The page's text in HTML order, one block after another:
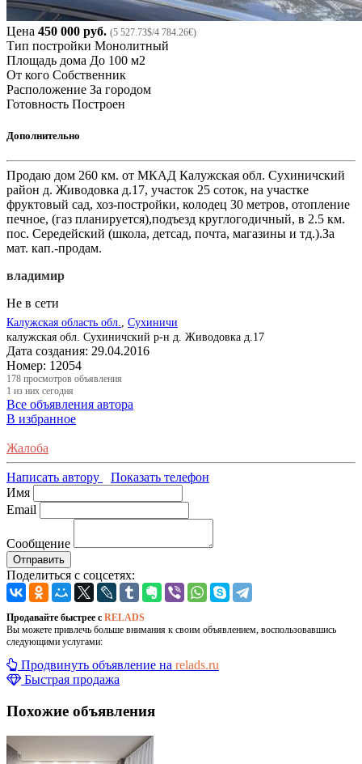
Цена 450 000 руб. (5 527.73$/4 784.26€)
Тип постройки Монолитный
Площадь дома До 100 м2
От кого Собственник
Расположение За городом
Готовность Построен
Дополнительно
Продаю дом 260 км. от МКАД Калужская обл. Сухиничский
район д. Живодовка д.17, участок 25 соток, на участке
фруктовый сад, хоз-постройки, колодец 30 метров, отопление
печное, (газ планируется),подъезд круглогодичный, в 2.5 км.
пос. Середейский (школа, детсад, почта, магазины и тд.).За
мат. кап.-продам.
владимир
Не в сети
Калужская область обл., Сухиничи
калужская обл. Сухиничский р-н д. Живодовка д.17
Дата создания: 29.04.2016
Номер: 12054
178 просмотров объявления
1 из них сегодня
Все объявления автора
В избранное
Жалоба
Написать автору
Показать телефон
Имя
Email
Сообщение
Отправить
Поделиться с соцсетях:
Продавайте быстрее с RELADS
Вы можете привлечь больше внимания к своим объявлением, воспользовавшись
следующими услугами:
Продвинуть объявление на relads.ru
Быстрая продажа
Похожие объявления